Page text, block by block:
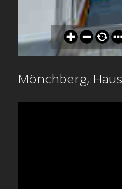
Mönchberg, Haus